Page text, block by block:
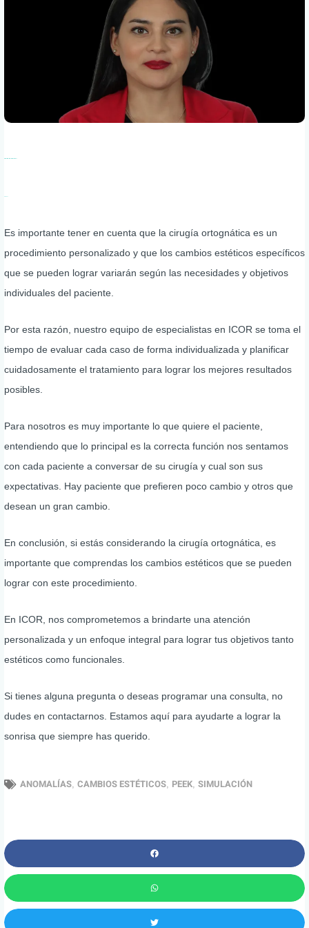
Es importante tener en cuenta que la cirugía ortognática es un
procedimiento personalizado y que los cambios estéticos específicos
que se pueden lograr variarán según las necesidades y objetivos
individuales del paciente.
Por esta razón, nuestro equipo de especialistas en ICOR se toma el
tiempo de evaluar cada caso de forma individualizada y planificar
cuidadosamente el tratamiento para lograr los mejores resultados
posibles.
Para nosotros es muy importante lo que quiere el paciente,
entendiendo que lo principal es la correcta función nos sentamos
con cada paciente a conversar de su cirugía y cual son sus
expectativas. Hay paciente que prefieren poco cambio y otros que
desean un gran cambio.
En conclusión, si estás considerando la cirugía ortognática, es
importante que comprendas los cambios estéticos que se pueden
lograr con este procedimiento.
En ICOR, nos comprometemos a brindarte una atención
personalizada y un enfoque integral para lograr tus objetivos tanto
estéticos como funcionales.
Si tienes alguna pregunta o deseas programar una consulta, no
dudes en contactarnos. Estamos aquí para ayudarte a lograr la
sonrisa que siempre has querido.
ANOMALÍAS, CAMBIOS ESTÉTICOS, PEEK, SIMULACIÓN